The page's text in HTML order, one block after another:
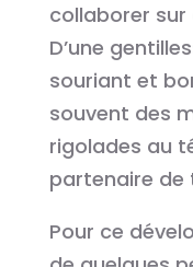
collaborer
D’une
souriant et
souvent des
rigolades au
partenaire de
Pour ce